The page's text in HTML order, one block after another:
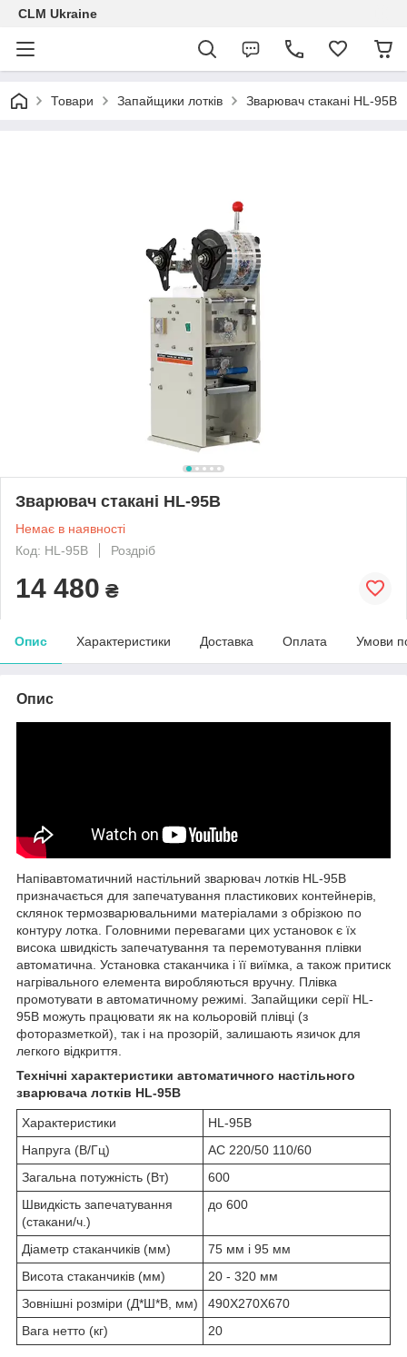
CLM Ukraine
Товари Запайщики лотків Зварювач стакані HL-95B
Зварювач стакані HL-95B
Немає в наявності
Код: HL-95B
Роздріб
14 480 ₴
Опис Характеристики Доставка Оплата Умови
Опис
Напівавтоматичний настільний зварювач лотків HL-95B
призначається для запечатування пластикових контейнерів,
склянок термозварювальними матеріалами з обрізкою по
контуру лотка. Головними перевагами цих установок є їх
висока швидкість запечатування та перемотування плівки
автоматична. Установка стаканчика і її виїмка, а також притиск
нагрівального елемента виробляються вручну. Плівка
промотувати в автоматичному режимі. Запайщики серії HL-
95B можуть працювати як на кольоровій плівці (з
фоторазметкой), так і на прозорій, залишають язичок для
легкого відкриття.
Технічні характеристики автоматичного настільного
зварювача лотків HL-95B
Характеристики
HL-95B
Напруга (В/Гц)
AC 220/50 110/60
Загальна потужність (Вт)
600
Швидкість запечатування
(стакани/ч.)
до 600
Діаметр стаканчиків (мм)
75 мм і 95 мм
Висота стаканчиків (мм)
20 - 320 мм
Зовнішні розміри (Д*Ш*В, мм)
490X270X670
Вага нетто (кг)
20